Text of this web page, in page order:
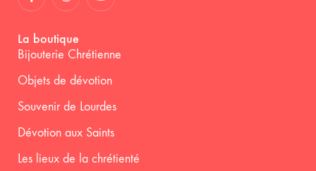
La boutique
Bijouterie Chrétienne
Objets de dévotion
Souvenir de Lourdes
Dévotion aux Saints
Les lieux de la chrétienté